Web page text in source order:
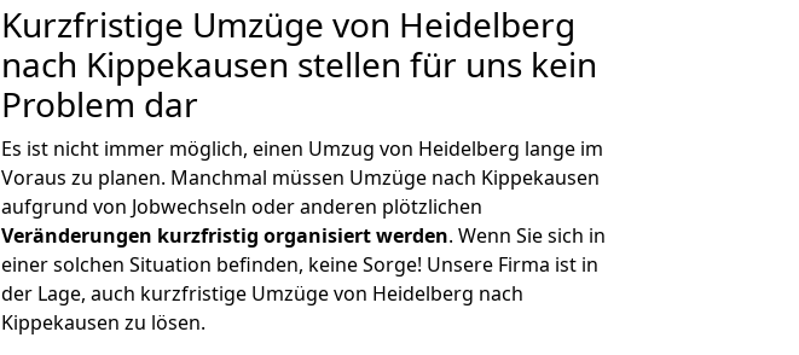
Kurzfristige Umzüge von Heidelberg
nach Kippekausen stellen für uns kein
Problem dar
Es ist nicht immer möglich, einen Umzug von Heidelberg lange im
Voraus zu planen. Manchmal müssen Umzüge nach Kippekausen
aufgrund von Jobwechseln oder anderen plötzlichen
Veränderungen kurzfristig organisiert werden. Wenn Sie sich in
einer solchen Situation befinden, keine Sorge! Unsere Firma ist in
der Lage, auch kurzfristige Umzüge von Heidelberg nach
Kippekausen zu lösen.